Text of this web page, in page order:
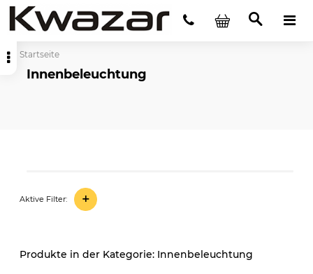
Startseite
Innenbeleuchtung
Aktive Filter: +
Innenbeleuchtung